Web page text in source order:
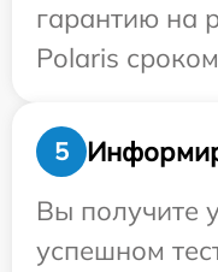
гарантию на
Polaris
5
Вы получите
успешном